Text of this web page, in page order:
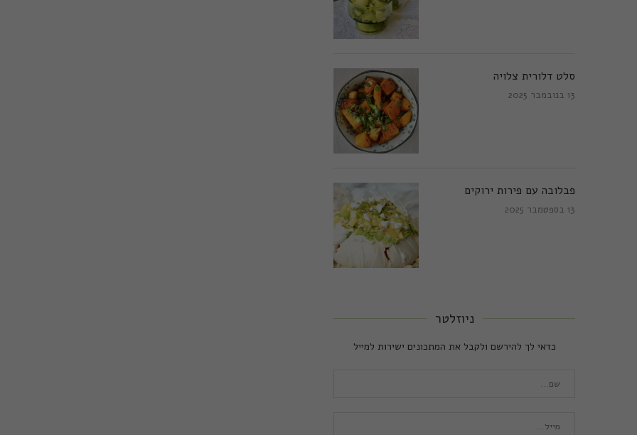
סלט דלורית צלויה
13 בנובמבר 2025
פבלובה עם פירות ירוקים
13 בספטמבר 2025
ניוזלטר
כדאי לך להירשם ולקבל את המתכונים ישירות למייל